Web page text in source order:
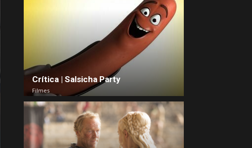
Crítica | Salsicha Party
Filmes